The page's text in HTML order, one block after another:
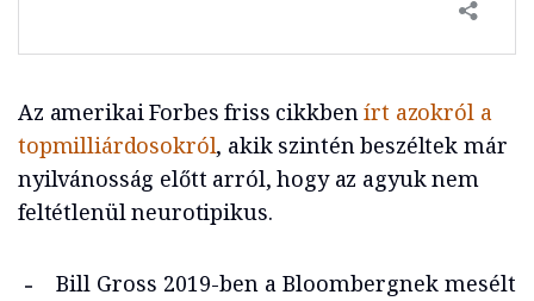
Az amerikai Forbes friss cikkbenírt azokról a
topmilliárdosokról, akik szintén beszéltek már
nyilvánosság előtt arról, hogy az agyuk nem
feltétlenül neurotipikus.
Bill Gross 2019-ben a Bloombergnek mesélt